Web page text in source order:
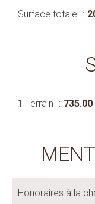
Surface totale
1 Terrain 735.00
Honoraires à la